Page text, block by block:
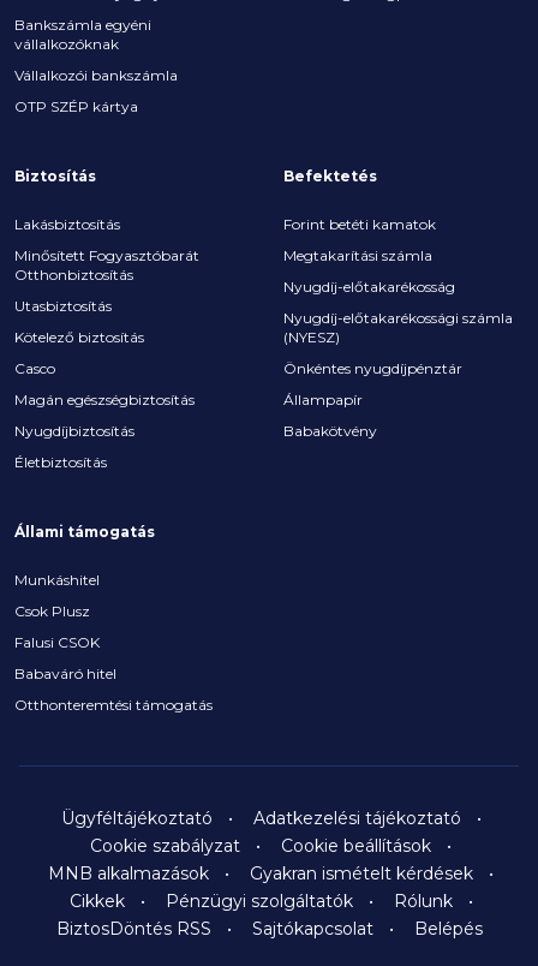
Bankszámla egyéni
vállalkozóknak
Vállalkozói bankszámla
OTP SZÉP kártya
Biztosítás
Lakásbiztosítás
Minősített Fogyasztóbarát
Otthonbiztosítás
Utasbiztosítás
Kötelező biztosítás
Casco
Magán egészségbiztosítás
Nyugdíjbiztosítás
Életbiztosítás
Befektetés
Forint betéti kamatok
Megtakarítási számla
Nyugdíj-előtakarékosság
Nyugdíj-előtakarékossági számla
(NYESZ)
Önkéntes nyugdíjpénztár
Állampapír
Babakötvény
Állami támogatás
Munkáshitel
Csok Plusz
Falusi CSOK
Babaváró hitel
Otthonteremtési támogatás
Ügyféltájékoztató
Adatkezelési tájékoztató
Cookie szabályzat
Cookie beállítások
MNB alkalmazások
Gyakran ismételt kérdések
Cikkek
Pénzügyi szolgáltatók
Rólunk
BiztosDöntés RSS
Sajtókapcsolat Belépés